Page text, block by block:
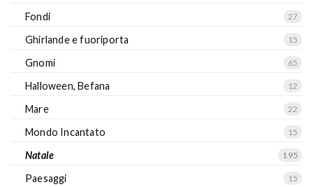
Fondi 27
Ghirlande e fuoriporta 15
Gnomi 65
Halloween, Befana 12
Mare 22
Mondo Incantato 15
Natale 195
Paesaggi 15